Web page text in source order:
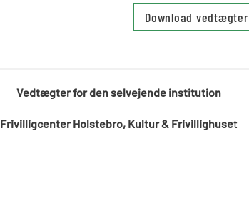
Download vedtægter
Vedtægter for den selvejende institution
Frivilligcenter Holstebro, Kultur & Frivillighuset